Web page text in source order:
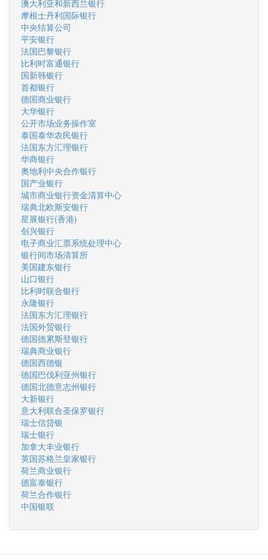
澳大利亚和新西兰银行
摩根士丹利国际银行
中央结算公司
平安银行
法国巴黎银行
比利时富通银行
国新韩银行
首都银行
德国商业银行
大华银行
公开市场业务操作室
泰国泰华农民银行
法国东方汇理银行
华商银行
奥地利中央合作银行
国产业银行
城市商业银行资金清算中心
瑞典北欧斯安银行
星展银行(香港)
创兴银行
电子商业汇票系统处理中心
银行间市场清算所
美国建东银行
山口银行
比利时联合银行
永隆银行
法国东方汇理银行
法国外贸银行
德国德累斯登银行
瑞典商业银行
德国西德银
德国巴伐利亚州银行
德国北德意志州银行
大新银行
意大利联合圣保罗银行
瑞士信贷银
瑞士银行
加拿大丰业银行
英国苏格兰皇家银行
荷兰商业银行
德富泰银行
荷兰合作银行
中国银联